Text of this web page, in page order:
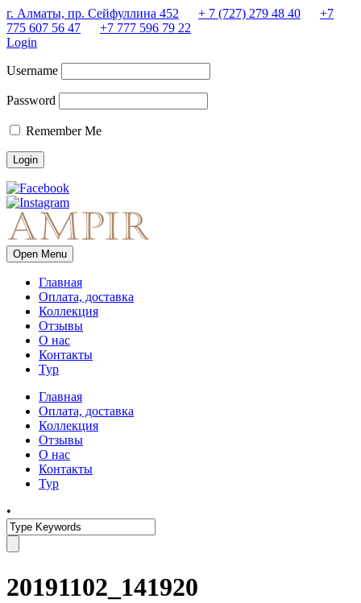
г. Алматы, пр. Сейфуллина 452 + 7 (727) 279 48 40
+7
775 607 56 47
+7 777 596 79 22
Login
Username
Password
Remember Me
Open Menu
Главная
Оплата, доставка
Коллекция
Отзывы
О нас
Контакты
Тур
Главная
Оплата, доставка
Коллекция
Отзывы
О нас
Контакты
Тур
•
20191102_141920